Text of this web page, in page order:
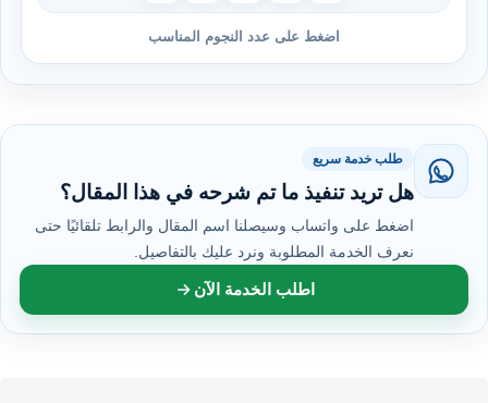
اضغط على عدد النجوم المناسب
طلب خدمة سريع
هل تريد تنفيذ ما تم شرحه في هذا المقال؟
اضغط على واتساب وسيصلنا اسم المقال والرابط تلقائيًا حتى
نعرف الخدمة المطلوبة ونرد عليك بالتفاصيل.
اطلب الخدمة الآن